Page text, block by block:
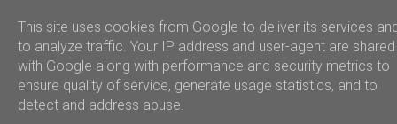
telegram
This site uses cookies from Google to deliver its services
to analyze traffic. Your IP address and user-agent are shared
with Google along with performance and security metrics to
ensure quality of service, generate usage statistics, and to
detect and address abuse.